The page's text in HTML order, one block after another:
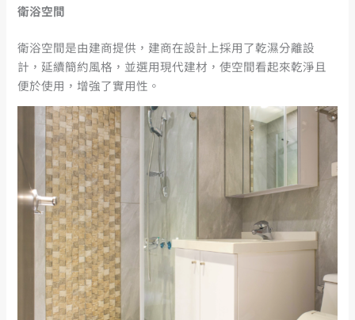
衛浴空間
衛浴空間是由建商提供，建商在設計上採用了乾濕分離設
計，延續簡約風格，並選用現代建材，使空間看起來乾淨且
便於使用，增強了實用性。